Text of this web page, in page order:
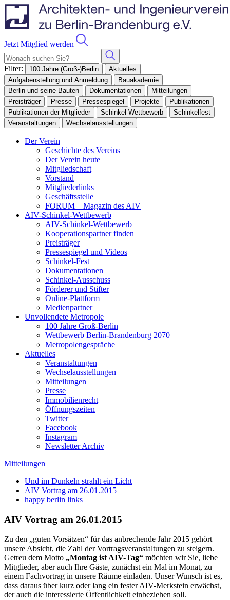
Jetzt Mitglied werden
Filter: 100 Jahre (Groß-)Berlin
Aktuelles
Aufgabenstellung und Anmeldung
Bauakademie
Berlin und seine Bauten
Dokumentationen
Mitteilungen
Preisträger
Presse Pressespiegel Projekte
Publikationen
Publikationen der Mitglieder
Schinkel-Wettbewerb
Schinkelfest
Veranstaltungen
Wechselausstellungen
Der Verein
Geschichte des Vereins
Der Verein heute
Mitgliedschaft
Vorstand
Mitgliederlinks
Geschäftsstelle
FORUM – Magazin des AIV
AIV-Schinkel-Wettbewerb
AIV-Schinkel-Wettbewerb
Kooperationspartner finden
Preisträger
Pressespiegel und Videos
Schinkel-Fest
Dokumentationen
Schinkel-Ausschuss
Förderer und Stifter
Online-Plattform
Medienpartner
Unvollendete Metropole
100 Jahre Groß-Berlin
Wettbewerb Berlin-Brandenburg 2070
Metropolengespräche
Aktuelles
Veranstaltungen
Wechselausstellungen
Mitteilungen
Presse
Immobilienrecht
Öffnungszeiten
Twitter
Facebook
Instagram
Newsletter Archiv
Mitteilungen
Und im Dunkeln strahlt ein Licht
AIV Vortrag am 26.01.2015
happy berlin links
AIV Vortrag am 26.01.2015
Zu den „guten Vorsätzen“ für das anbrechende Jahr 2015 gehört
unsere Absicht, die Zahl der Vortragsveranstaltungen zu steigern.
Getreu dem Motto „Montag ist AIV-Tag“ möchten wir Sie, liebe
Mitglieder, aber auch Ihre Gäste, zunächst ein Mal im Monat, zu
einem Fachvortrag in unsere Räume einladen. Unser Wunsch ist es,
dass daraus über kurz oder lang ein fester AIV-Merkstein erwächst,
der auch die interessierte Öffentlichkeit einbeziehen soll.